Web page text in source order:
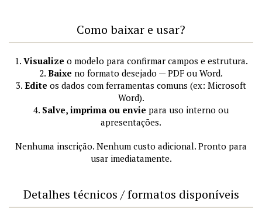
Como baixar e usar?
1. Visualize o modelo para confirmar campos e estrutura.
2. Baixe no formato desejado — PDF ou Word.
3. Edite os dados com ferramentas comuns (ex: Microsoft
Word).
4. Salve, imprima ou envie para uso interno ou
apresentações.
Nenhuma inscrição. Nenhum custo adicional. Pronto para
usar imediatamente.
Detalhes técnicos / formatos disponíveis